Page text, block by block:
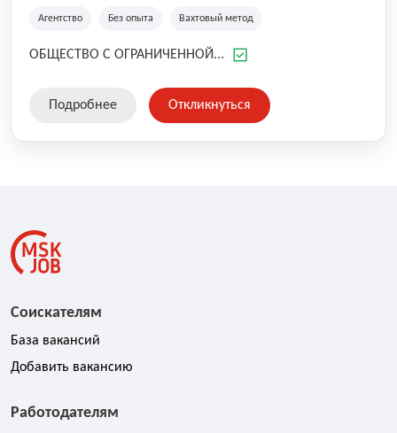
Агентство Без опыта Вахтовый метод
ОБЩЕСТВО С ОГРАНИЧЕННОЙ...
Подробнее Откликнуться
Соискателям
База вакансий
Добавить вакансию
Работодателям